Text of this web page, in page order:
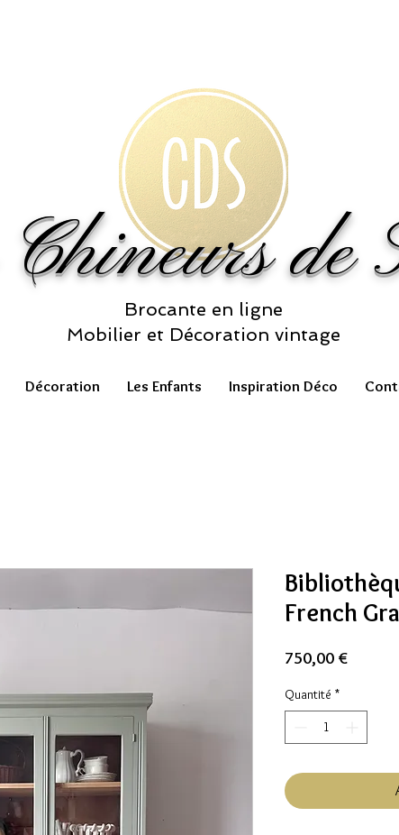
de
Brocante en ligne
Mobilier et Décoration vintage
Décoration Les Enfants Inspiration Déco
French
750,00 €Prix
Quantité *